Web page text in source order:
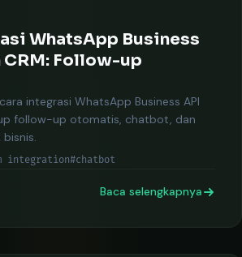
WhatsApp Business
CRM: Follow-up
integrasi WhatsApp Business API
follow-up otomatis, chatbot, dan
integration#chatbot
Baca selengkapnya